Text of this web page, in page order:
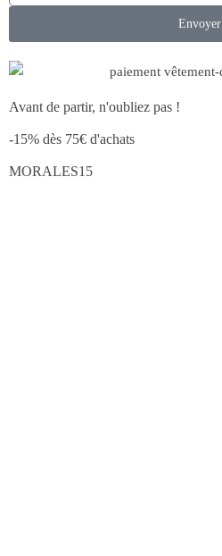
Envoyer
Avant de partir, n'oubliez pas !
-15% dès 75€ d'achats
MORALES15